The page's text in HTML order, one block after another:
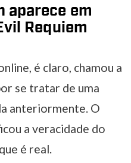
aparece em
Requiem
é claro, chamou a
se tratar de uma
anteriormente. O
a veracidade do
é real.